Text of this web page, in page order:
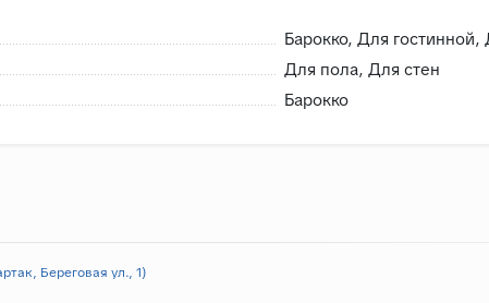
Барокко, Для
Для пола, Для стен
Барокко
Береговая ул., 1)